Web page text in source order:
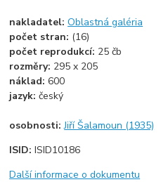
nakladatel:Oblastná galéria
počet stran: (16)
počet reprodukcí: 25 čb
rozměry: 295 x 205
náklad:600
jazyk:český
osobnosti:Jiří Šalamoun (1935)
ISID:ISID10186
Další informace o dokumentu